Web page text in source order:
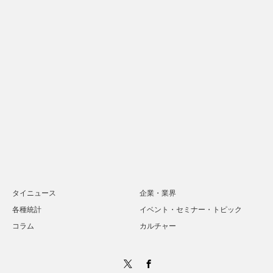
タイニュース
企業・業界
各種統計
イベント・セミナー・トピック
コラム
カルチャー